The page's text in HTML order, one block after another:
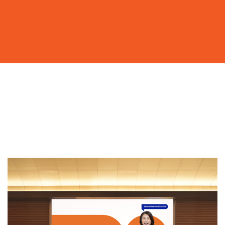
막막할 땐, 함께 고민해요
프로젝트 문의하기